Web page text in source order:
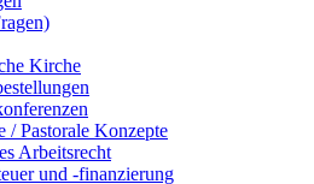
Kirche
/ Pastorale Konzepte
Arbeitsrecht
und -finanzierung